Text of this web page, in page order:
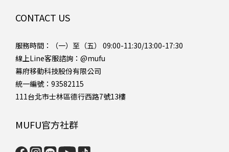
CONTACT US
服務時間：（一）至（五） 09:00-11:30/13:00-17:30
線上Line客服諮詢： @mufu
幕府移動科技股份有限公司
統一編號：93582115
111台北市士林區德行西路7號13樓
MUFU官方社群